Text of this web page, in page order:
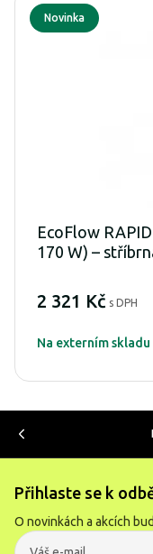
Novinka
EcoFlow
170 W) –
2 321 Kč s DPH
Na externím skladu
Přihlaste se k
O novinkách a akcích